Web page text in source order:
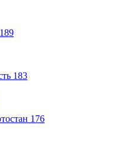
189
183
176